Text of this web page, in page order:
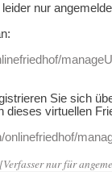
nur
Sie sich
dieses virtuellen
[Verfasser nur für